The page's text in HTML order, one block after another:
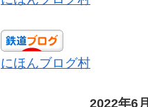
にほんブログ村
2022年6月